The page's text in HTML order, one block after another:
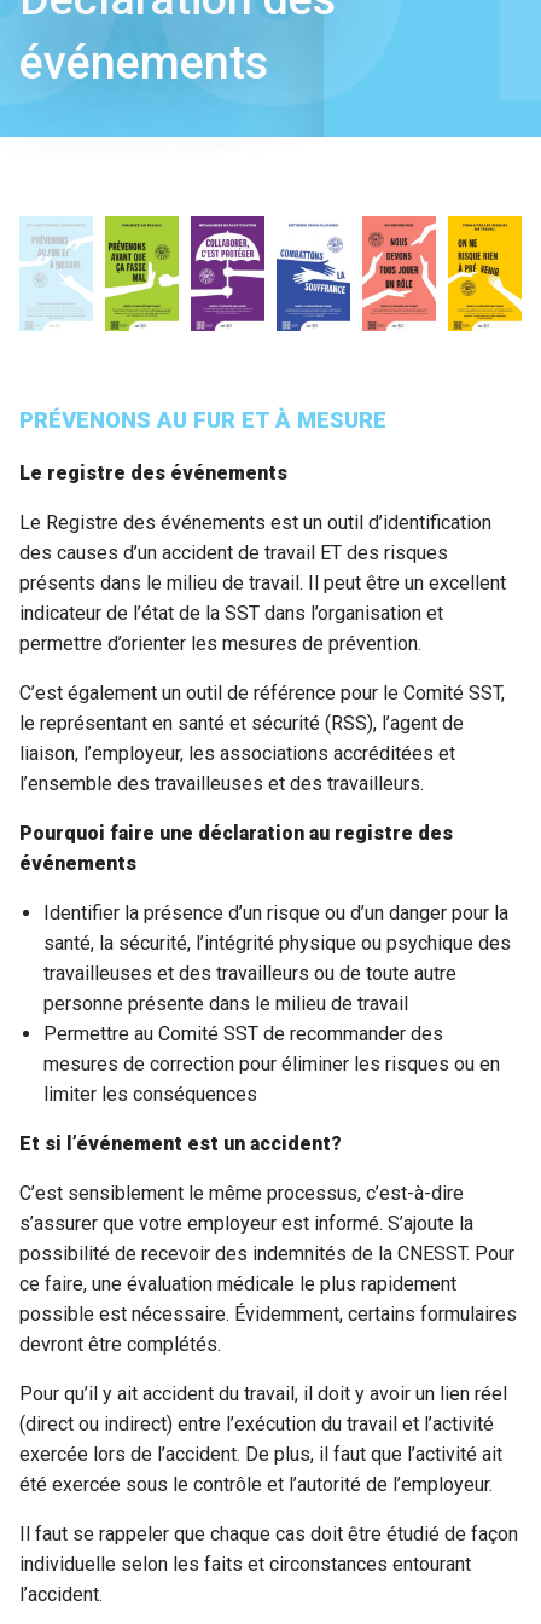
événements
PRÉVENONS AU FUR ET À MESURE
Le registre des événements
Le Registre des événements est un outil d’identification
des causes d’un accident de travail ET des risques
présents dans le milieu de travail. Il peut être un excellent
indicateur de l’état de la SST dans l’organisation et
permettre d’orienter les mesures de prévention.
C’est également un outil de référence pour le Comité SST,
le représentant en santé et sécurité (RSS), l’agent de
liaison, l’employeur, les associations accréditées et
l’ensemble des travailleuses et des travailleurs.
Pourquoi faire une déclaration au registre des
événements
Identifier la présence d’un risque ou d’un danger pour la
santé, la sécurité, l’intégrité physique ou psychique des
travailleuses et des travailleurs ou de toute autre
personne présente dans le milieu de travail
Permettre au Comité SST de recommander des
mesures de correction pour éliminer les risques ou en
limiter les conséquences
Et si l’événement est un accident?
C’est sensiblement le même processus, c’est-à-dire
s’assurer que votre employeur est informé. S’ajoute la
possibilité de recevoir des indemnités de la CNESST. Pour
ce faire, une évaluation médicale le plus rapidement
possible est nécessaire. Évidemment, certains formulaires
devront être complétés.
Pour qu’il y ait accident du travail, il doit y avoir un lien réel
(direct ou indirect) entre l’exécution du travail et l’activité
exercée lors de l’accident. De plus, il faut que l’activité ait
été exercée sous le contrôle et l’autorité de l’employeur.
Il faut se rappeler que chaque cas doit être étudié de façon
individuelle selon les faits et circonstances entourant
l’accident.